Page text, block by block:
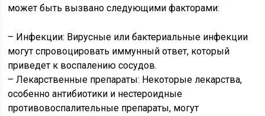
может быть вызвано следующими факторами:
– Инфекции: Вирусные или бактериальные инфекции
могут спровоцировать иммунный ответ, который
приведет к воспалению сосудов.
– Лекарственные препараты: Некоторые лекарства,
особенно антибиотики и нестероидные
противовоспалительные препараты, могут